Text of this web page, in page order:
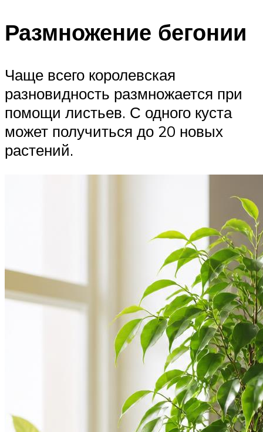
Размножение бегонии
Чаще всего королевская
разновидность размножается при
помощи листьев. С одного куста
может получиться до 20 новых
растений.